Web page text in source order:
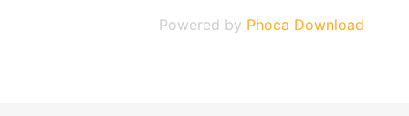
Powered by Phoca Download